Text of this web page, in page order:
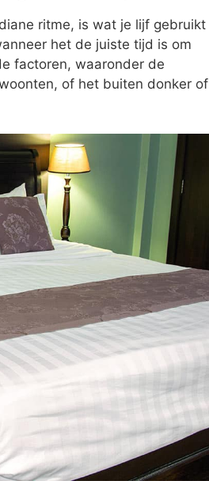
ritme, is wat je lijf gebruikt
het de juiste tijd is om
factoren, waaronder de
of het buiten donker of